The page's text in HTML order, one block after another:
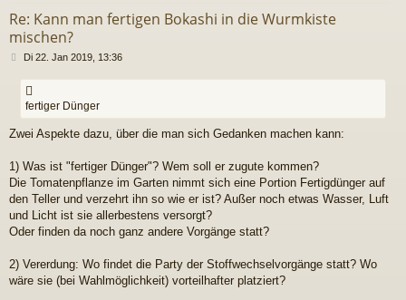
Re: Kann man fertigen Bokashi in die Wurmkiste
mischen?
B
g
Di 22. Jan 2019, 13:36
fertiger Dünger
Zwei Aspekte dazu, über die man sich Gedanken machen kann:
1) Was ist "fertiger Dünger"? Wem soll er zugute kommen?
Die Tomatenpflanze im Garten nimmt sich eine Portion Fertigdünger auf
den Teller und verzehrt ihn so wie er ist? Außer noch etwas Wasser, Luft
und Licht ist sie allerbestens versorgt?
Oder finden da noch ganz andere Vorgänge statt?
2) Vererdung: Wo findet die Party der Stoffwechselvorgänge statt? Wo
wäre sie (bei Wahlmöglichkeit) vorteilhafter platziert?